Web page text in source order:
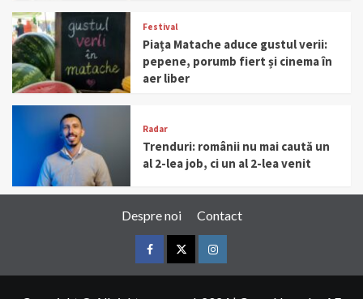
Festival
Piața Matache aduce gustul verii:
pepene, porumb fiert și cinema în
aer liber
Radar
Trenduri: românii nu mai caută un
al 2-lea job, ci un al 2-lea venit
Despre noi Contact
FacebookTwitterInstagram